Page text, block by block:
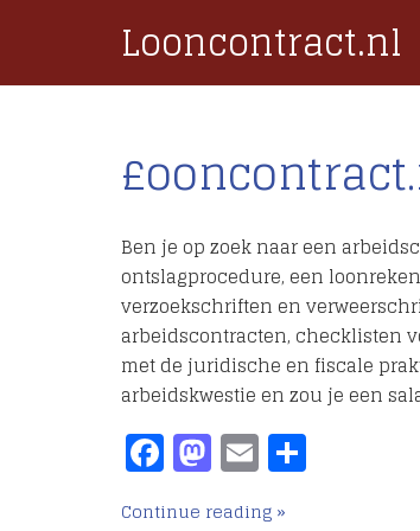
Looncontract.nl
Ben je op zoek naar een
ontslagprocedure, een
verzoekschriften en
arbeidscontracten, checklisten
met de juridische en fiscale
arbeidskwestie en zou je een
Facebook
Mastodon
Email
Continue reading